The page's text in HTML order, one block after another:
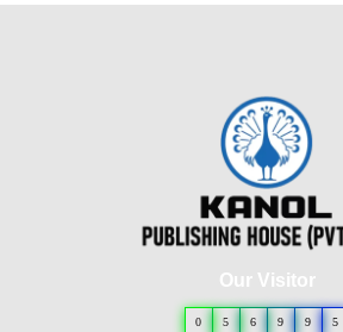
Our Visitor
0 5 6 9 9 5